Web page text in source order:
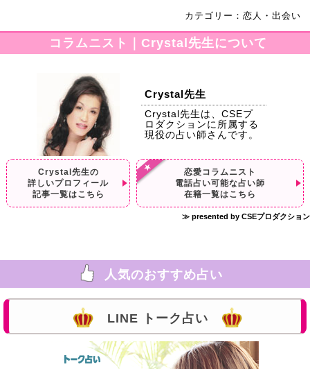
カテゴリー：恋人・出会い
コラムニスト｜Crystal先生について
Crystal先生
Crystal先生は、CSEプ
ロダクションに所属する
現役の占い師さんです。
Crystal先生の
詳しいプロフィール
記事一覧はこちら
恋愛コラムニスト
電話占い可能な占い師
在籍一覧はこちら
≫ presented by CSEプロダクション
人気のおすすめ占い
LINE トーク占い